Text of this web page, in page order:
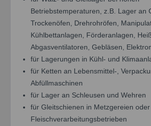
Betriebstemperaturen, z.B. Lager an
Trockenöfen, Drehrohröfen,
Kühlbettanlagen, Förderanlagen,
Abgasventilatoren, Gebläsen,
für Lagerungen in Kühl- und
für Ketten an Lebensmittel-,
Abfüllmaschinen
für Lager an Schleusen und Wehren
für Gleitschienen in Metzgereien oder
Fleischverarbeitungsbetrieben